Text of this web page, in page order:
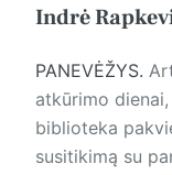
Indrė
PANEVĖŽYS.
atkūri­mo
biblioteka
susitikimą su